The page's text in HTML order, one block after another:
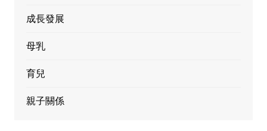
成長發展
母乳
育兒
親子關係